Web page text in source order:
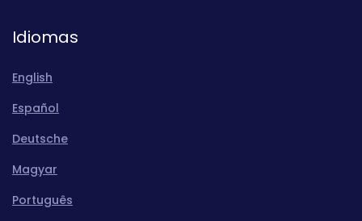
Idiomas
English
Español
Deutsche
Magyar
Português